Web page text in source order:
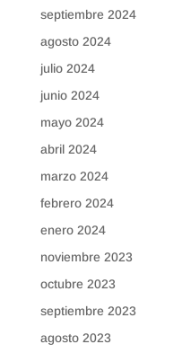
septiembre 2024
agosto 2024
julio 2024
junio 2024
mayo 2024
abril 2024
marzo 2024
febrero 2024
enero 2024
noviembre 2023
octubre 2023
septiembre 2023
agosto 2023